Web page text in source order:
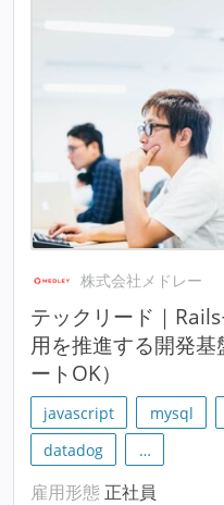
株式会社メドレー
テックリード｜
用を推進する開発
ートOK）
javascript mysql
datadog
…
雇用形態 正社員